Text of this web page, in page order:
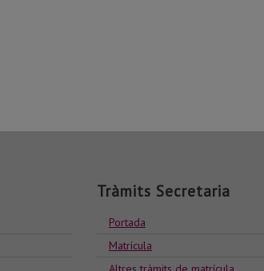
Tràmits Secretaria
Portada
Matrícula